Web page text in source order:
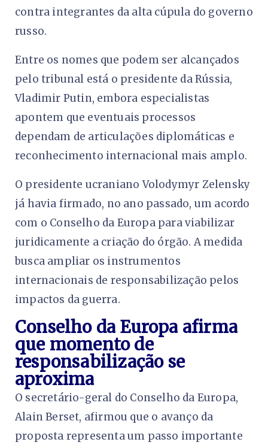
contra integrantes da alta cúpula do governo
russo.
Entre os nomes que podem ser alcançados
pelo tribunal está o presidente da Rússia,
Vladimir Putin, embora especialistas
apontem que eventuais processos
dependam de articulações diplomáticas e
reconhecimento internacional mais amplo.
O presidente ucraniano Volodymyr Zelensky
já havia firmado, no ano passado, um acordo
com o Conselho da Europa para viabilizar
juridicamente a criação do órgão. A medida
busca ampliar os instrumentos
internacionais de responsabilização pelos
impactos da guerra.
Conselho da Europa afirma
que momento de
responsabilização se
aproxima
O secretário-geral do Conselho da Europa,
Alain Berset, afirmou que o avanço da
proposta representa um passo importante